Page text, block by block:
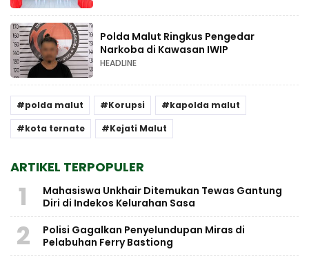
Polda Malut Ringkus Pengedar
Narkoba di Kawasan IWIP
HEADLINE
polda malut Korupsi
kapolda malut
kota ternate
Kejati Malut
ARTIKEL TERPOPULER
1
Mahasiswa Unkhair Ditemukan Tewas Gantung
Diri di Indekos Kelurahan Sasa
2
Polisi Gagalkan Penyelundupan Miras di
Pelabuhan Ferry Bastiong